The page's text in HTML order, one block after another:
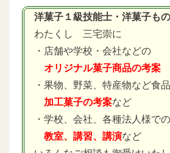
洋菓子１級技能士・洋菓子も
わたくし 三宅崇に
・店舗や学校・会社などの
オリジナル菓子商品の考案
・果物、野菜、特産物など食
加工菓子の考案など
・学校、会社、各種法人様での
教室、講習、講演など